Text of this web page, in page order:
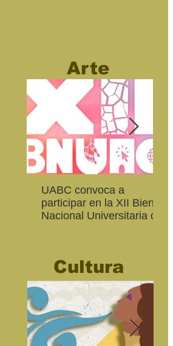
Arte
UABC convoca a
participar en la XII Bienal
Nacional Universitaria de
Cultura